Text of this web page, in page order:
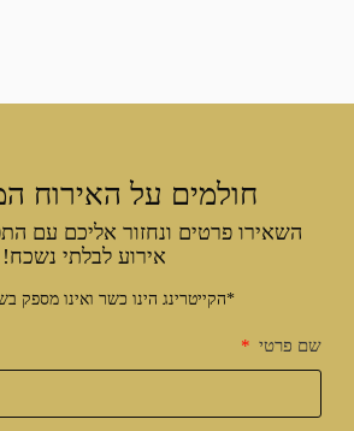
חולמים על האירוח
השאירו פרטים ונחזור אליכם עם
אירוע לבלתי נשכח!
*הקייטרינג הינו כשר ואינו מספק
שם פרטי